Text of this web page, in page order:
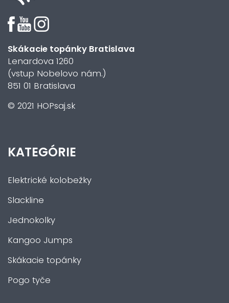
Skákacie topánky Bratislava
Lenardova 1260
(vstup Nobelovo nám.)
851 01 Bratislava
© 2021 HOPsaj.sk
KATEGÓRIE
Elektrické kolobežky
Slackline
Jednokolky
Kangoo Jumps
Skákacie topánky
Pogo tyče